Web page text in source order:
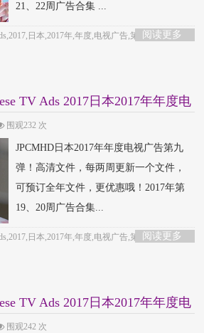
21、22周广告合集 ...
阅读更多
日本,2017年,年度,电视广告,第十一弹
TV Ads 2017日本2017年年度电
围观232 次
JPCMHD日本2017年年度电视广告第九
弹！高清文件，每两周更新一个文件，
可预订全年文件，更优惠哦！2017年第
19、20周广告合集...
阅读更多
日本,2017年,年度,电视广告,第十弹
TV Ads 2017日本2017年年度电
围观242 次